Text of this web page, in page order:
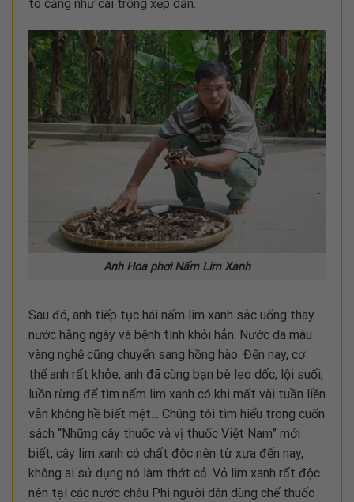
to căng như cái trống xẹp dần.
Anh Hoa phơi Nấm Lim Xanh
Sau đó, anh tiếp tục hái nấm lim xanh sắc uống thay
nước hằng ngày và bệnh tình khỏi hẳn. Nước da màu
vàng nghệ cũng chuyển sang hồng hào. Đến nay, cơ
thể anh rất khỏe, anh đã cùng bạn bè leo dốc, lội suối,
luồn rừng để tìm nấm lim xanh có khi mất vài tuần liền
vẫn không hề biết mệt… Chúng tôi tìm hiểu trong cuốn
sách “Những cây thuốc và vị thuốc Việt Nam” mới
biết, cây lim xanh có chất độc nên từ xưa đến nay,
không ai sử dụng nó làm thớt cả. Vỏ lim xanh rất độc
nên tại các nước châu Phi người dân dùng chế thuốc